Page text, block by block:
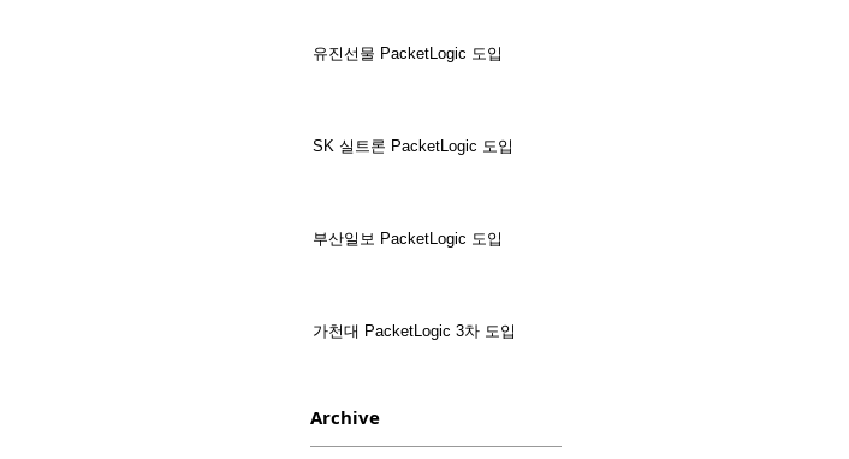
유진선물 PacketLogic 도입
SK 실트론 PacketLogic 도입
부산일보 PacketLogic 도입
가천대 PacketLogic 3차 도입
Archive